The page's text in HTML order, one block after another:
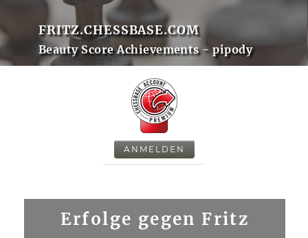
FRITZ.CHESSBASE.COM
Beauty Score Achievements - pipody
ANMELDEN
Erfolge gegen Fritz